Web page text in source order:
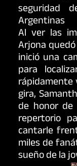
Al ver las
Arjona
inició una
para
rápidamente
gira,
de honor
repertorio
cantarle
miles de
sueño de la